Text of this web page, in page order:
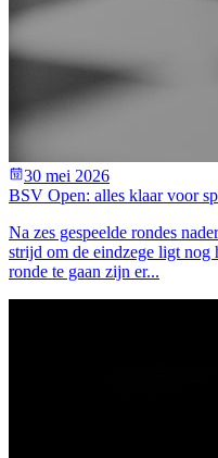
30 mei 2026
BSV Open: alles klaar voor
Na zes gespeelde rondes
strijd om de eindzege ligt nog
ronde te gaan zijn er...